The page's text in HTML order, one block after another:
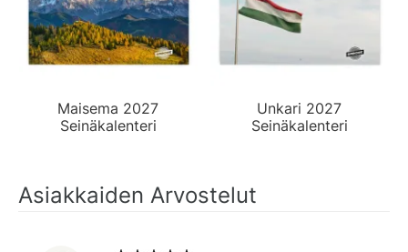
Maisema 2027
Seinäkalenteri
Unkari 2027
Seinäkalenteri
Asiakkaiden Arvostelut